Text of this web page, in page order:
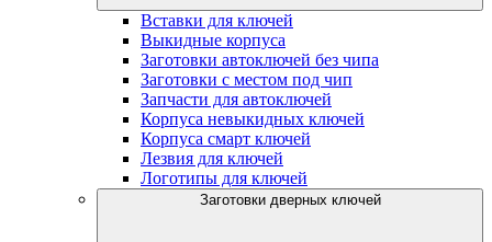
Вставки для ключей
Выкидные корпуса
Заготовки автоключей без чипа
Заготовки с местом под чип
Запчасти для автоключей
Корпуса невыкидных ключей
Корпуса смарт ключей
Лезвия для ключей
Логотипы для ключей
Заготовки дверных ключей